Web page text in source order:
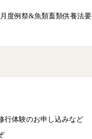
月度例祭&魚類畜類供養法要
行体験のお申し込みなど